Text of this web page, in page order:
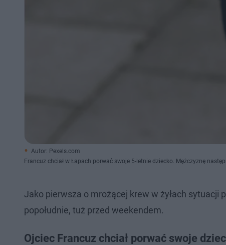
Autor: Pexels.com
Francuz chciał w Łapach porwać swoje 5-letnie dziecko. Mężczyznę
Jako pierwsza o mrożącej krew w żyłach sytuacji
popołudnie, tuż przed weekendem.
Ojciec Francuz chciał porwać swoje